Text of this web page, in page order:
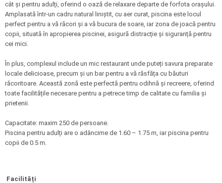
cât și pentru adulți, oferind o oază de relaxare departe de forfota orașului.
Amplasată într-un cadru natural liniștit, cu aer curat, piscina este locul
perfect pentru a vă răcori și a vă bucura de soare, iar zona de joacă pentru
copii, situată în apropierea piscinei, asigură distracție și siguranță pentru
cei mici.
În plus, complexul include un mic restaurant unde puteți savura preparate
locale delicioase, precum și un bar pentru a vă răsfăța cu băuturi
răcoritoare. Această zonă este perfectă pentru odihnă și recreere, oferind
toate facilitățile necesare pentru a petrece timp de calitate cu familia și
prietenii.
Capacitate: maxim 250 de persoane.
Piscina pentru adulți are o adâncime de 1.60 – 1.75 m, iar piscina pentru
copii de 0.5 m.
Facilități